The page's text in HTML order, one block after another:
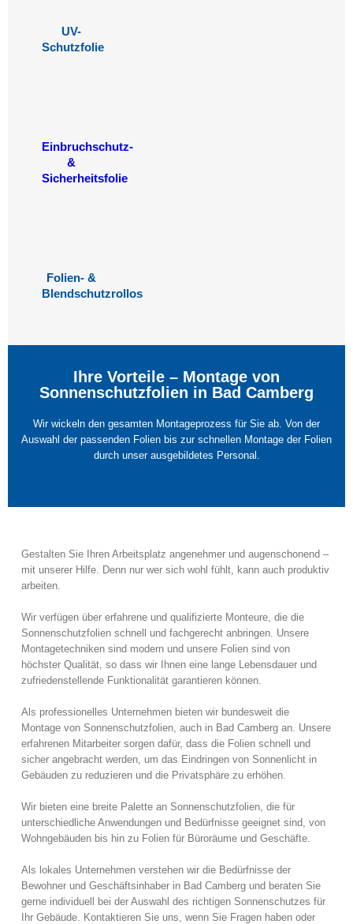
UV-
Schutzfolie
Einbruchschutz-
&
Sicherheitsfolie
Folien- &
Blendschutzrollos
Ihre Vorteile – Montage von
Sonnenschutzfolien in Bad Camberg
Wir wickeln den gesamten Montageprozess für Sie ab. Von der
Auswahl der passenden Folien bis zur schnellen Montage der Folien
durch unser ausgebildetes Personal.
Gestalten Sie Ihren Arbeitsplatz angenehmer und augenschonend –
mit unserer Hilfe. Denn nur wer sich wohl fühlt, kann auch produktiv
arbeiten.
Wir verfügen über erfahrene und qualifizierte Monteure, die die
Sonnenschutzfolien schnell und fachgerecht anbringen. Unsere
Montagetechniken sind modern und unsere Folien sind von
höchster Qualität, so dass wir Ihnen eine lange Lebensdauer und
zufriedenstellende Funktionalität garantieren können.
Als professionelles Unternehmen bieten wir bundesweit die
Montage von Sonnenschutzfolien, auch in Bad Camberg an. Unsere
erfahrenen Mitarbeiter sorgen dafür, dass die Folien schnell und
sicher angebracht werden, um das Eindringen von Sonnenlicht in
Gebäuden zu reduzieren und die Privatsphäre zu erhöhen.
Wir bieten eine breite Palette an Sonnenschutzfolien, die für
unterschiedliche Anwendungen und Bedürfnisse geeignet sind, von
Wohngebäuden bis hin zu Folien für Büroräume und Geschäfte.
Als lokales Unternehmen verstehen wir die Bedürfnisse der
Bewohner und Geschäftsinhaber in Bad Camberg und beraten Sie
gerne individuell bei der Auswahl des richtigen Sonnenschutzes für
Ihr Gebäude. Kontaktieren Sie uns, wenn Sie Fragen haben oder